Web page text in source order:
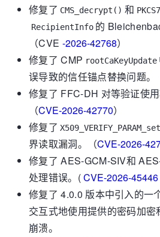
修复了 CMS_decrypt() 和
RecipientInfo 的
（CVE -2026-42768）
修复了 CMP rootCaKeyUpdate
误导致的信任锚点替换问题。
修复了 FFC-DH 对等验证使
（CVE-2026-42770）
修复了
界读取漏洞。（CVE-2026-
修复了 AES-GCM-SIV和
处理错误。(CVE-2026-45446
修复了 4.0.0 版本中引入的一
交互式地使用提供的密码加密
崩溃。